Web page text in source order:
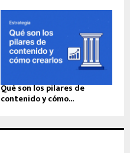
Qué son los pilares de
contenido y cómo...